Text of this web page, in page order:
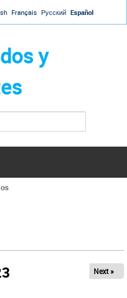
Français Русский Español
y
Next »